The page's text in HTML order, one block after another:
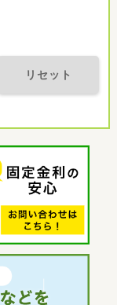
リセット